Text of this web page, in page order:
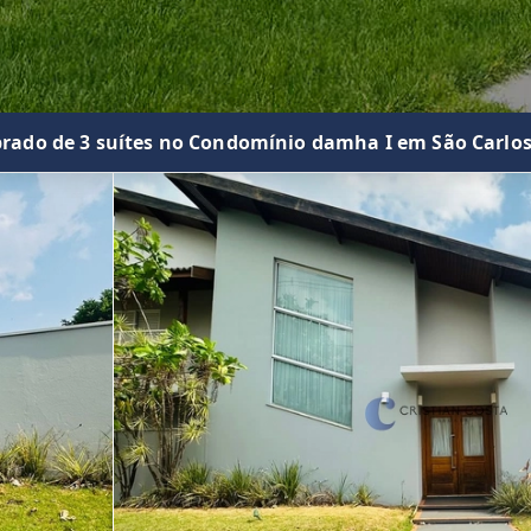
de 3 suítes no Condomínio damha I em São